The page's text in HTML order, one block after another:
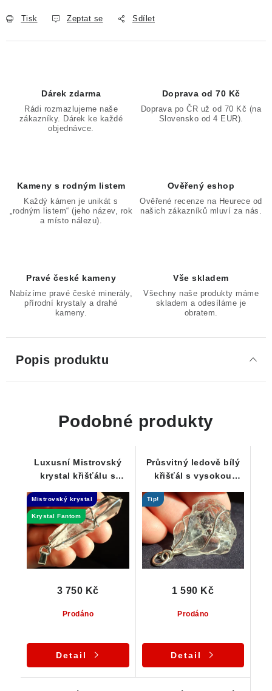
Tisk Zeptat se Sdílet
Dárek zdarma
Rádi rozmazlujeme naše
zákazníky. Dárek ke každé
objednávce.
Doprava od 70 Kč
Doprava po ČR už od 70 Kč (na
Slovensko od 4 EUR).
Kameny s rodným listem
Každý kámen je unikát s
„rodným listem“ (jeho název, rok
a místo nálezu).
Ověřený eshop
Ověřené recenze na Heurece od
našich zákazníků mluví za nás.
Pravé české kameny
Nabízíme pravé české minerály,
přírodní krystaly a drahé
kameny.
Vše skladem
Všechny naše produkty máme
skladem a odesíláme je
obratem.
Popis produktu
Podobné produkty
Luxusní Mistrovský
krystal křišťálu s
krystal
Mistrovský krystal
Krystal Fantom
Prodáno
3 750 Kč
Detail
Průsvitný ledově bílý
křišťál s vysokou
Tip!
Prodáno
1 590 Kč
Detail